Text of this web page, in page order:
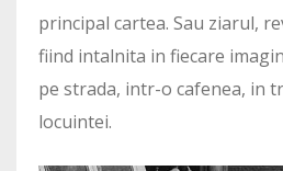
principal cartea. Sau ziarul,
fiind intalnita in fiecare
pe strada, intr-o cafenea, in
locuintei.